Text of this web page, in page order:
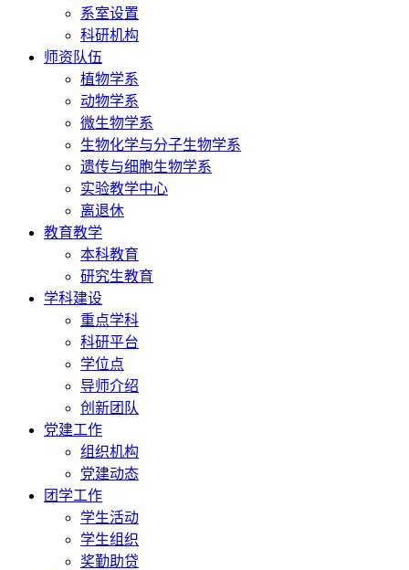
系室设置
科研机构
师资队伍
植物学系
动物学系
微生物学系
生物化学与分子生物学系
遗传与细胞生物学系
实验教学中心
离退休
教育教学
本科教育
研究生教育
学科建设
重点学科
科研平台
学位点
导师介绍
创新团队
党建工作
组织机构
党建动态
团学工作
学生活动
学生组织
奖勤助贷